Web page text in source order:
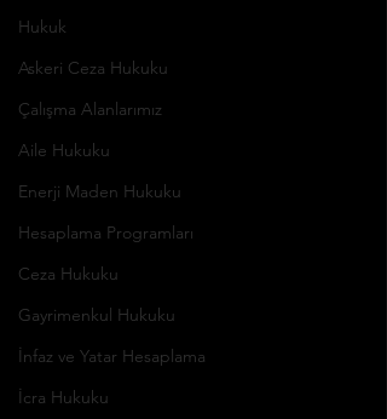
Hukuk
Askeri Ceza Hukuku
Çalışma Alanlarımız
Aile Hukuku
Enerji Maden Hukuku
Hesaplama Programları
Ceza Hukuku
Gayrimenkul Hukuku
İnfaz ve Yatar Hesaplama
İcra Hukuku